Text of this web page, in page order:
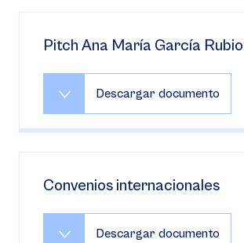
Pitch Ana María García Rubio
Descargar documento
Convenios internacionales
Descargar documento